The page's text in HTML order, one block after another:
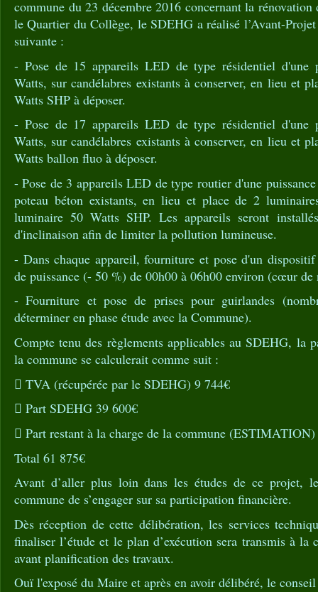
commune du 23 décembre 2016 concernant la
le Quartier du Collège, le SDEHG a réalisé l’Avant-
suivante :
- Pose de 15 appareils LED de type résidentiel d'une
Watts, sur candélabres existants à conserver, en lieu et
Watts SHP à déposer.
- Pose de 17 appareils LED de type résidentiel d'une
Watts, sur candélabres existants à conserver, en lieu et
Watts ballon fluo à déposer.
- Pose de 3 appareils LED de type routier d'une
poteau béton existants, en lieu et place de 2
luminaire 50 Watts SHP. Les appareils seront
d'inclinaison afin de limiter la pollution lumineuse.
- Dans chaque appareil, fourniture et pose d'un
de puissance (- 50 %) de 00h00 à 06h00 environ (cœur
- Fourniture et pose de prises pour guirlandes
déterminer en phase étude avec la Commune).
Compte tenu des règlements applicables au SDEHG, la
la commune se calculerait comme suit :
 TVA (récupérée par le SDEHG) 9 744€
 Part SDEHG 39 600€
 Part restant à la charge de la commune
Total 61 875€
Avant d’aller plus loin dans les études de ce projet,
commune de s’engager sur sa participation financière.
Dès réception de cette délibération, les services
finaliser l’étude et le plan d’exécution sera transmis à la
avant planification des travaux.
Ouï l'exposé du Maire et après en avoir délibéré, le